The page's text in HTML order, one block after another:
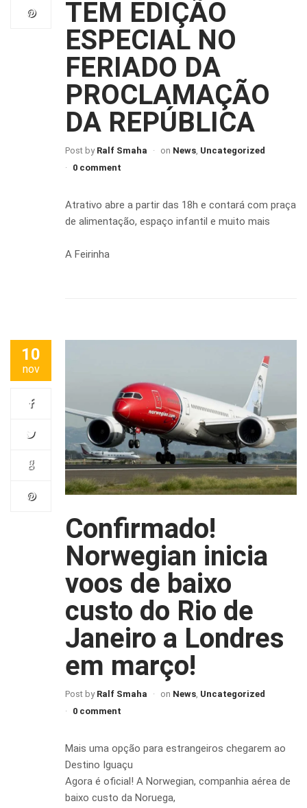
TEM EDIÇÃO
ESPECIAL NO
FERIADO DA
PROCLAMAÇÃO
DA REPÚBLICA
Post by Ralf Smaha on News, Uncategorized
0 comment
Atrativo abre a partir das 18h e contará com praça
de alimentação, espaço infantil e muito mais
A Feirinha
10
nov
Confirmado!
Norwegian inicia
voos de baixo
custo do Rio de
Janeiro a Londres
em março!
Post by Ralf Smaha on News Uncategorized
0 comment
Mais uma opção para estrangeiros chegarem ao
Destino Iguaçu
Agora é oficial! A Norwegian, companhia aérea de
baixo custo da Noruega,